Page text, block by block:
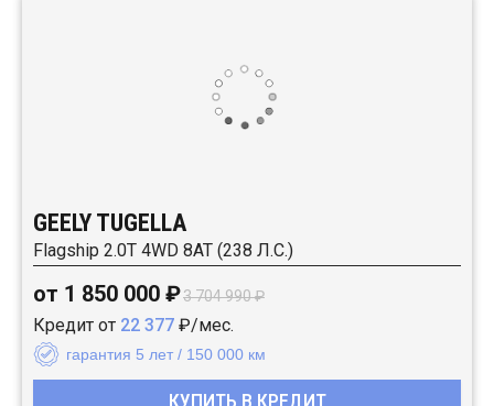
GEELY TUGELLA
Flagship 2.0T 4WD 8AT (238 Л.С.)
от 1 850 000 ₽3 704 990 ₽
Кредит от 22 377 ₽/мес.
гарантия 5 лет / 150 000 км
КУПИТЬ В КРЕДИТ